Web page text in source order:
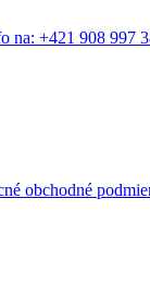
na: +421 908 997
obchodné